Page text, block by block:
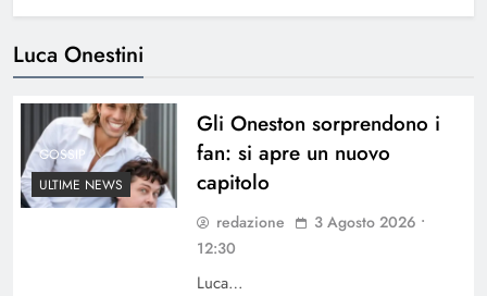
Luca Onestini
GOSSIP
ULTIME NEWS
Gli Oneston sorprendono i
fan: si apre un nuovo
capitolo
redazione
3 Agosto 2026 •
12:30
Luca…